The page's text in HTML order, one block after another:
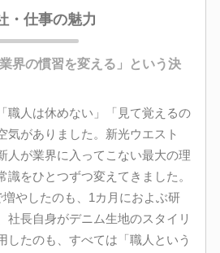
・仕事の魅力
界の慣習を変える」という決
職人は休めない」「見て覚えるの
気がありました。新光ウエスト
人が業界に入ってこない最大の理
識をひとつずつ変えてきました。
やしたのも、1カ月におよぶ研
社長自身がデニム生地のスタイリ
したのも、すべては「職人という